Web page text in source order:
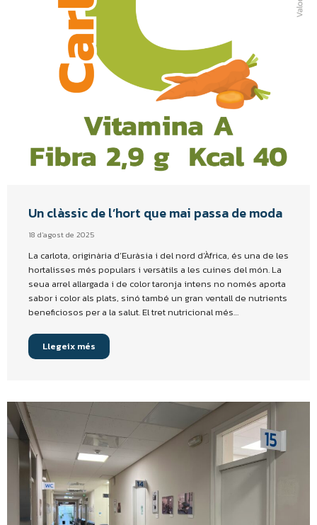
Un clàssic de l’hort que mai passa de moda
18 d'agost de 2025
La carlota, originària d’Euràsia i del nord d’Àfrica, és una de les
hortalisses més populars i versàtils a les cuines del món. La
seua arrel allargada i de color taronja intens no només aporta
sabor i color als plats, sinó també un gran ventall de nutrients
beneficiosos per a la salut. El tret nutricional més…
Llegeix més